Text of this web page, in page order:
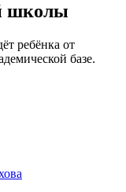
школы
ребёнка от
базе.